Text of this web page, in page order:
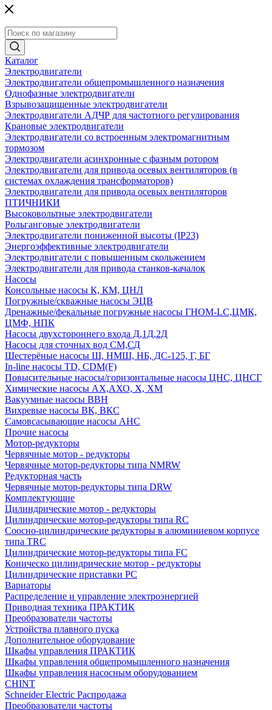
Каталог
Электродвигатели
Электродвигатели общепромышленного назначения
Однофазные электродвигатели
Взрывозащищенные электродвигатели
Электродвигатели АДЧР для частотного регулирования
Крановые электродвигатели
Электродвигатели со встроенным электромагнитным
тормозом
Электродвигатели асинхронные с фазным ротором
Электродвигатели для привода осевых вентиляторов (в
системах охлаждения трансформаторов)
Электродвигатели для привода осевых вентиляторов
ПТИЧНИКИ
Высоковольтные электродвигатели
Рольганговые электродвигатели
Электродвигатели пониженной высоты (IP23)
Энергоэффективные электродвигатели
Электродвигатели с повышенным скольжением
Электродвигатели для привода станков-качалок
Насосы
Консольные насосы К, КМ, ЦНЛ
Погружные/скважные насосы ЭЦВ
Дренажные/фекальные погружные насосы ГНОМ-LC,ЦМК,
ЦМФ, НПК
Насосы двухстороннего входа Д,1Д,2Д
Насосы для сточных вод СМ,СД
Шестерёные насосы Ш, НМШ, НБ, ДС-125, Г, БГ
In-line насосы TD, CDM(F)
Повысительные насосы/горизонтальные насосы ЦНС, ЦНСГ
Химические насосы АХ,АХО, Х, ХМ
Вакуумные насосы ВВН
Вихревые насосы ВК, ВКС
Самовсасывающие насосы АНС
Прочие насосы
Мотор-редукторы
Червячные мотор - редукторы
Червячные мотор-редукторы типа NMRW
Редукторная часть
Червячные мотор-редукторы типа DRW
Комплектующие
Цилиндрические мотор - редукторы
Цилиндрические мотор-редукторы типа RC
Соосно-цилиндрические редукторы в алюминиевом корпусе
типа TRC
Цилиндрические мотор-редукторы типа FC
Коническо цилиндрические мотор - редукторы
Цилиндрические приставки PC
Вариаторы
Распределение и управление электроэнергией
Приводная техника ПРАКТИК
Преобразователи частоты
Устройства плавного пуска
Дополнительное оборудование
Шкафы управления ПРАКТИК
Шкафы управления общепромышленного назначения
Шкафы управления насосным оборудованием
CHINT
Schneider Electric Распродажа
Преобразователи частоты